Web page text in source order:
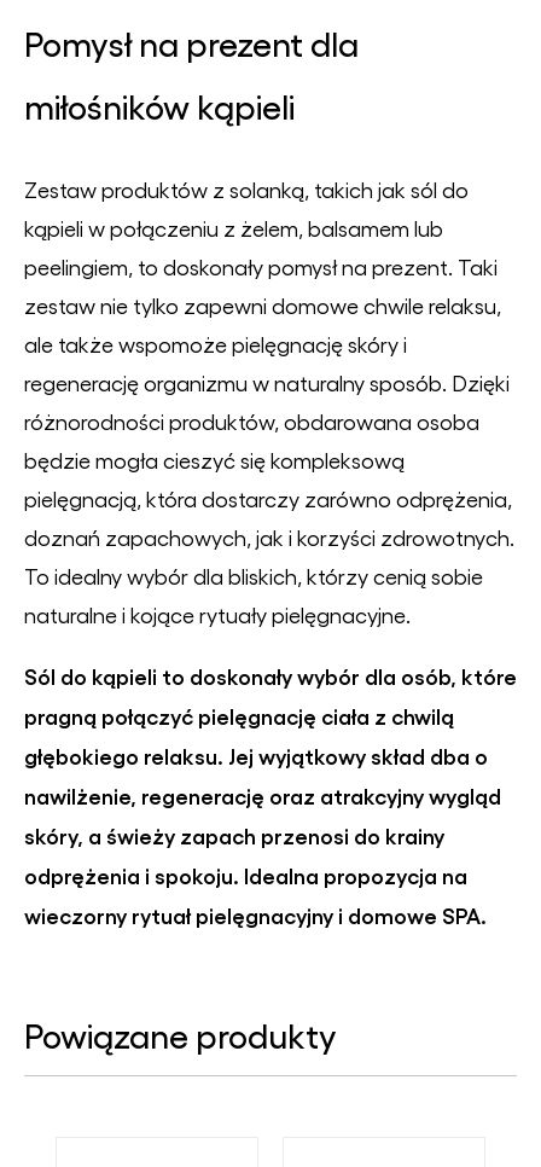
Pomysł na prezent dla
miłośników kąpieli
Zestaw produktów z solanką, takich jak sól do
kąpieli w połączeniu z żelem, balsamem lub
peelingiem, to doskonały pomysł na prezent. Taki
zestaw nie tylko zapewni domowe chwile relaksu,
ale także wspomoże pielęgnację skóry i
regenerację organizmu w naturalny sposób. Dzięki
różnorodności produktów, obdarowana osoba
będzie mogła cieszyć się kompleksową
pielęgnacją, która dostarczy zarówno odprężenia,
doznań zapachowych, jak i korzyści zdrowotnych.
To idealny wybór dla bliskich, którzy cenią sobie
naturalne i kojące rytuały pielęgnacyjne.
Sól do kąpieli to doskonały wybór dla osób, które
pragną połączyć pielęgnację ciała z chwilą
głębokiego relaksu. Jej wyjątkowy skład dba o
nawilżenie, regenerację oraz atrakcyjny wygląd
skóry, a świeży zapach przenosi do krainy
odprężenia i spokoju. Idealna propozycja na
wieczorny rytuał pielęgnacyjny i domowe SPA.
Powiązane produkty